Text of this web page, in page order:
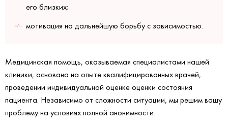
его близких;
мотивация на дальнейшую борьбу с зависимостью.
Медицинская помощь, оказываемая специалистами нашей
клиники, основана на опыте квалифицированных врачей,
проведении индивидуальной оценке оценки состояния
пациента. Независимо от сложности ситуации, мы решим вашу
проблему на условиях полной анонимности.